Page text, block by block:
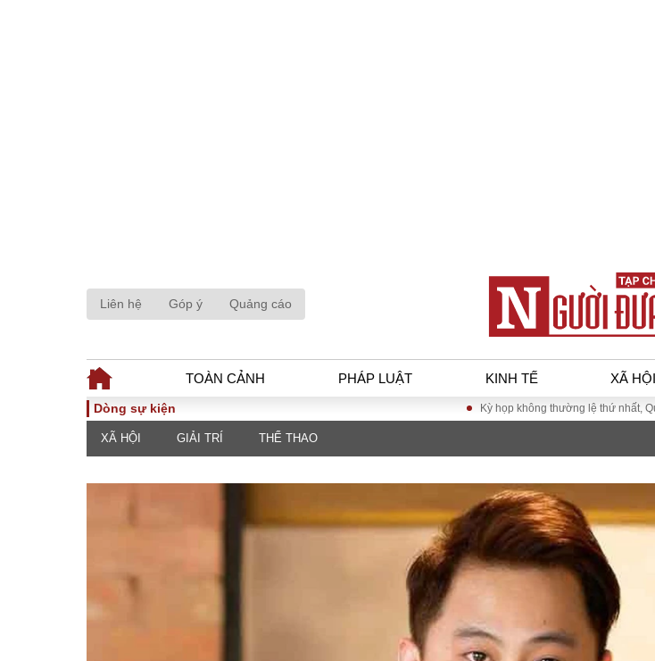
Liên hệ Góp ý Quảng cáo
TOÀN CẢNH PHÁP LUẬT KINH TẾ XÃ HỘI
TOÀN CẢNH
Góc nhìn luật gia
Hồ sơ điều tra
Tiếng nói công dân
An ninh - Hình sự
Tài chính - Ngân
hàng
Kinh tế vĩ mô
Hồ sơ doanh
nghiệp
Xu hướng thị
trường
Tiêu dùng và dư
Dòng sự kiện Kỳ họp không thường lệ thứ nhất, Quốc hội khóa
XÃ HỘI GIẢI TRÍ THỂ THAO